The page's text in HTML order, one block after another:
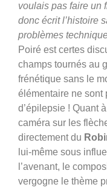
voulais pas faire un
donc écrit l’histoire
problèmes
Poiré est certes
champs tournés au
frénétique sans le
élémentaire ne sont
d’épilepsie ! Quant
caméra sur les
directement du
lui-même sous
l’avenant, le
vergogne le thème